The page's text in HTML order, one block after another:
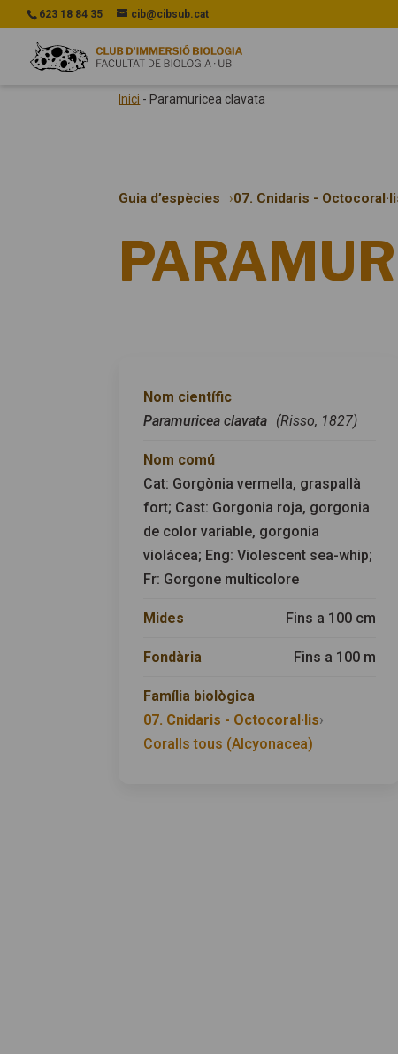
623 18 84 35 cib@cibsub.cat
Inici - Paramuricea clavata
Guia d’espècies 07. Cnidaris -
Nom científic
Paramuricea clavata (Risso, 1827)
Nom comú
Cat: Gorgònia vermella, graspallà
fort; Cast: Gorgonia roja, gorgonia
de color variable, gorgonia
violácea; Eng: Violescent sea-whip;
Fr: Gorgone multicolore
Mides Fins a 100 cm
Fondària Fins a 100 m
Família biològica
07. Cnidaris - Octocoral·lis›
Coralls tous (Alcyonacea)